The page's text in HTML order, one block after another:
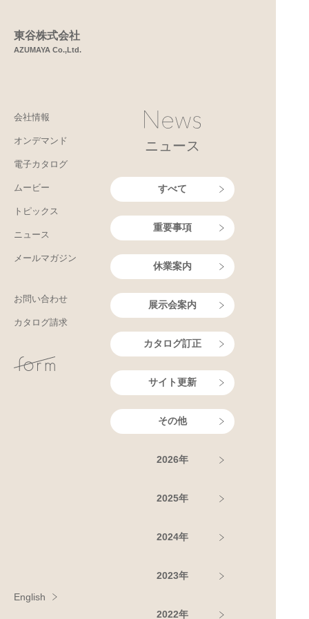
東谷株式会社
AZUMAYA Co.,Ltd.
会社情報
オンデマンド
電子カタログ
ムービー
トピックス
ニュース
メールマガジン
お問い合わせ
カタログ請求
English
ニュース
すべて
重要事項
休業案内
展示会案内
カタログ訂正
サイト更新
その他
2026年
2025年
2024年
2023年
2022年